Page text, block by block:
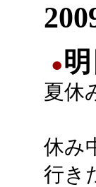
●
夏休
休み
行き